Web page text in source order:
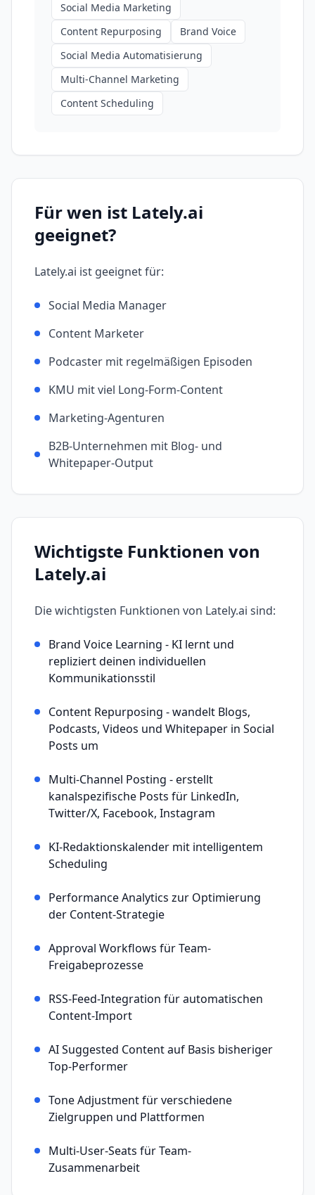
Social Media Marketing
Content Repurposing
Brand Voice
Social Media Automatisierung
Multi-Channel Marketing
Content Scheduling
Für wen ist Lately.ai
geeignet?
Lately.ai ist geeignet für:
Social Media Manager
Content Marketer
Podcaster mit regelmäßigen Episoden
KMU mit viel Long-Form-Content
Marketing-Agenturen
B2B-Unternehmen mit Blog- und
Whitepaper-Output
Wichtigste Funktionen von
Lately.ai
Die wichtigsten Funktionen von Lately.ai sind:
Brand Voice Learning - KI lernt und
repliziert deinen individuellen
Kommunikationsstil
Content Repurposing - wandelt Blogs,
Podcasts, Videos und Whitepaper in Social
Posts um
Multi-Channel Posting - erstellt
kanalspezifische Posts für LinkedIn,
Twitter/X, Facebook, Instagram
KI-Redaktionskalender mit intelligentem
Scheduling
Performance Analytics zur Optimierung
der Content-Strategie
Approval Workflows für Team-
Freigabeprozesse
RSS-Feed-Integration für automatischen
Content-Import
AI Suggested Content auf Basis bisheriger
Top-Performer
Tone Adjustment für verschiedene
Zielgruppen und Plattformen
Multi-User-Seats für Team-
Zusammenarbeit